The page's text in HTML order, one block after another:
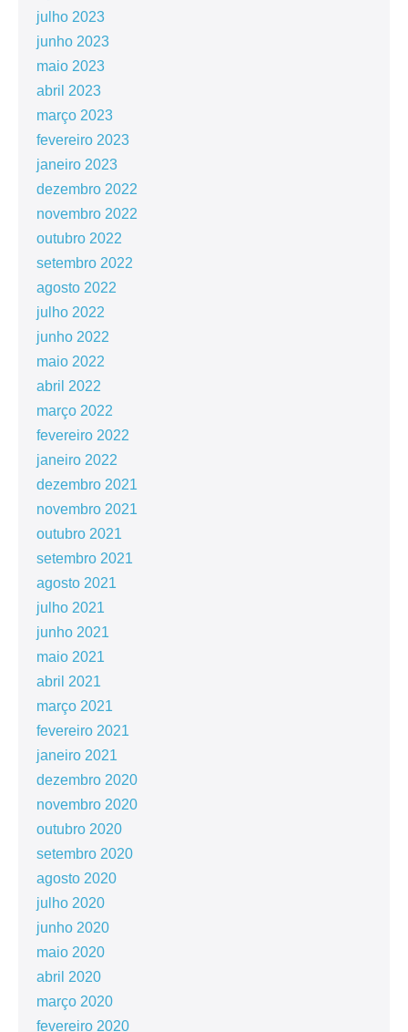
julho 2023
junho 2023
maio 2023
abril 2023
março 2023
fevereiro 2023
janeiro 2023
dezembro 2022
novembro 2022
outubro 2022
setembro 2022
agosto 2022
julho 2022
junho 2022
maio 2022
abril 2022
março 2022
fevereiro 2022
janeiro 2022
dezembro 2021
novembro 2021
outubro 2021
setembro 2021
agosto 2021
julho 2021
junho 2021
maio 2021
abril 2021
março 2021
fevereiro 2021
janeiro 2021
dezembro 2020
novembro 2020
outubro 2020
setembro 2020
agosto 2020
julho 2020
junho 2020
maio 2020
abril 2020
março 2020
fevereiro 2020